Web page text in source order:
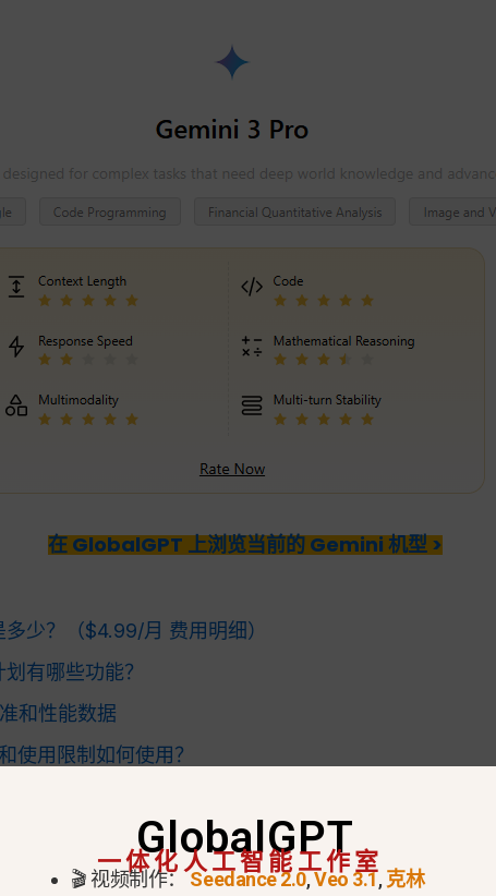
在 GlobalGPT 上浏览当前的 Gemini 机型 >
少？（$4.99/月 费用明细）
有哪些功能？
和性能数据
使用限制如何使用？
Ultra：并排比较
相比，Google AI Plus 值得购买吗？
阅费用？
GlobalGPT
一体化人工智能工作室
🎬 视频制作：Seedance 2.0,Veo 3.1,克林